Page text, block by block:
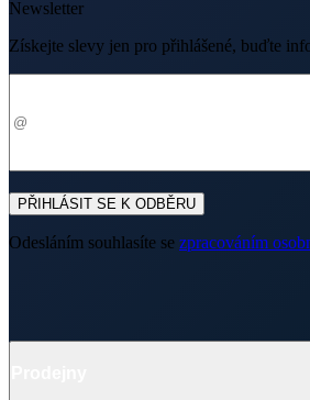
Newsletter
Získejte slevy jen pro přihlášené, buďte
PŘIHLÁSIT SE K ODBĚRU
Odesláním souhlasíte se zpracováním